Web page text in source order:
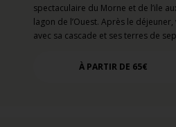
spectaculaire du Morne et de l’ile
lagon de l’Ouest. Après le
avec sa cascade et ses terres de
À PARTIR DE 65€